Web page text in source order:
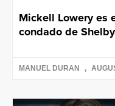
Mickell Lowery es
condado de Shelby
MANUEL DURAN